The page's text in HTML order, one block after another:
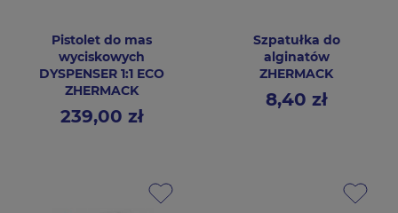
Pistolet do mas
wyciskowych
DYSPENSER 1:1 ECO
ZHERMACK
Cena239,00 zł
Szpatułka do
alginatów
ZHERMACK
8,40 zł